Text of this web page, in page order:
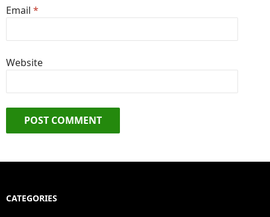
Email *
Website
CATEGORIES